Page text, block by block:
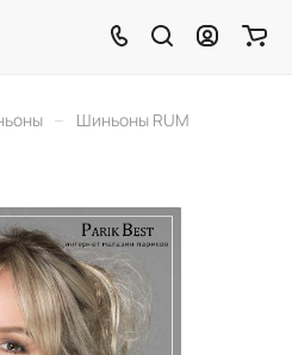
– Шиньоны RUM